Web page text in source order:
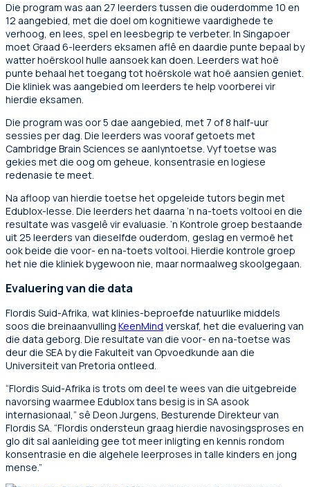
Die program was aan 27 leerders tussen die ouderdomme 10 en
12 aangebied, met die doel om kognitiewe vaardighede te
verhoog, en lees, spel en leesbegrip te verbeter. In Singapoer
moet Graad 6-leerders eksamen aflê en daardie punte bepaal by
watter hoërskool hulle aansoek kan doen. Leerders wat hoë
punte behaal het toegang tot hoërskole wat hoë aansien geniet.
Die kliniek was aangebied om leerders te help voorberei vir
hierdie eksamen.
Die program was oor 5 dae aangebied, met 7 of 8 half-uur
sessies per dag. Die leerders was vooraf getoets met
Cambridge Brain Sciences se aanlyntoetse. Vyf toetse was
gekies met die oog om geheue, konsentrasie en logiese
redenasie te meet.
Na afloop van hierdie toetse het opgeleide tutors begin met
Edublox-lesse. Die leerders het daarna ‘n na-toets voltooi en die
resultate was vasgelê vir evaluasie. ‘n Kontrole groep bestaande
uit 25 leerders van dieselfde ouderdom, geslag en vermoë het
ook beide die voor- en na-toets voltooi. Hierdie kontrole groep
het nie die kliniek bygewoon nie, maar normaalweg skoolgegaan.
Evaluering van die data
Flordis Suid-Afrika, wat klinies-beproefde natuurlike middels
soos die breinaanvulling KeenMind verskaf, het die evaluering van
die data geborg. Die resultate van die voor- en na-toetse was
deur die SEA by die Fakulteit van Opvoedkunde aan die
Universiteit van Pretoria ontleed.
“Flordis Suid-Afrika is trots om deel te wees van die uitgebreide
navorsing waarmee Edublox tans besig is in SA asook
internasionaal,” sê Deon Jurgens, Besturende Direkteur van
Flordis SA. “Flordis ondersteun graag hierdie navosingsproses en
glo dit sal aanleiding gee tot meer inligting en kennis rondom
konsentrasie en die algehele leerproses in talle kinders en jong
mense.”